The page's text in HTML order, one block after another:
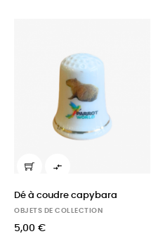

Dé à coudre capybara
OBJETS DE COLLECTION
5,00 €